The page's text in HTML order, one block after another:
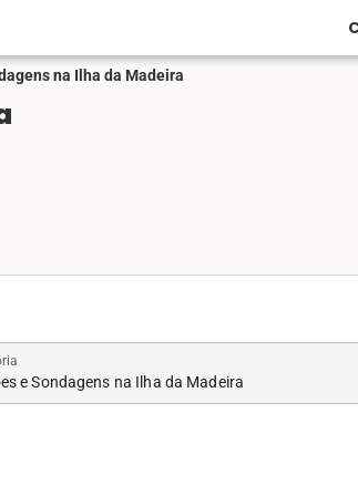
na Ilha da Madeira
e Sondagens na Ilha da Madeira